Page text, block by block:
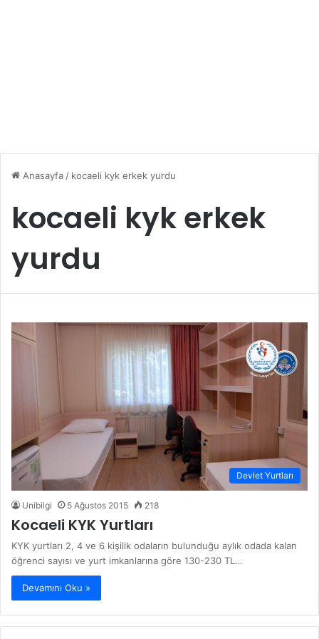
Anasayfa / kocaeli kyk erkek yurdu
kocaeli kyk erkek
yurdu
Devlet Yurtları
Unibilgi 5 Ağustos 2015 218
Kocaeli KYK Yurtları
KYK yurtları 2, 4 ve 6 kişilik odaların bulunduğu aylık odada kalan
öğrenci sayısı ve yurt imkanlarına göre 130-230 TL…
Devamını Oku »